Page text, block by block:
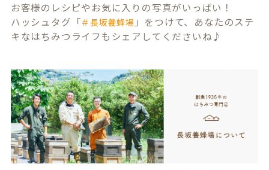
お客様のレシピやお気に入りの写真がいっぱい！
ハッシュタグ「＃長坂養蜂場 」をつけて、あなたのステ
キなはちみつライフもシェアしてくださいね♪